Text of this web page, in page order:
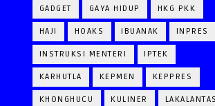
GADGET GAYA HIDUP HKG PKK
HAJI HOAKS IBUANAK INPRES
INSTRUKSI MENTERI IPTEK
KARHUTLA KEPMEN KEPPRES
KHONGHUCU KULINER LAKALANTAS